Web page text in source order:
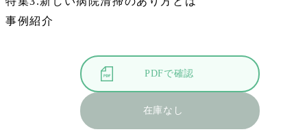
事例紹介
PDFで確認
在庫なし